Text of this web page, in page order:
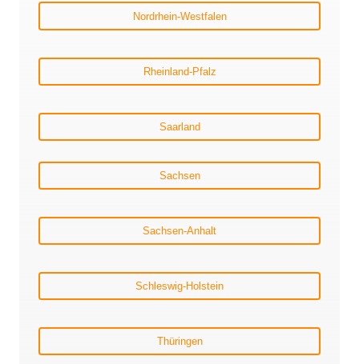
Nordrhein-Westfalen
Rheinland-Pfalz
Saarland
Sachsen
Sachsen-Anhalt
Schleswig-Holstein
Thüringen